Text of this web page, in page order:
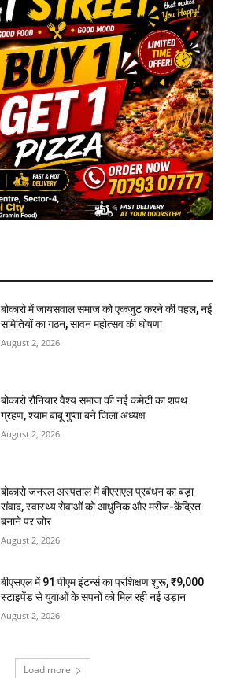
बोकारो में जायसवाल समाज को एकजुट करने की पहल, नई
समितियों का गठन, सावन महोत्सव की घोषणा
August 2, 2026
बोकारो रौनियार वैश्य समाज की नई कमेटी का शपथ
ग्रहण, श्याम बाबू गुप्ता बने जिला अध्यक्ष
August 2, 2026
बोकारो जनरल अस्पताल में बीएसएल प्रबंधन का बड़ा
संवाद, स्वास्थ्य सेवाओं को आधुनिक और मरीज-केंद्रित
बनाने पर जोर
August 2, 2026
बीएसएल में 91 पीएम इंटर्न्स का प्रशिक्षण शुरू, ₹9,000
स्टाइपेंड से युवाओं के सपनों को मिल रही नई उड़ान
August 2, 2026
Load more